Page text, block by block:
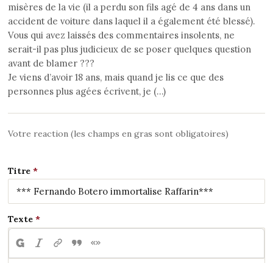
misères de la vie (il a perdu son fils agé de 4 ans dans un
accident de voiture dans laquel il a également été blessé).
Vous qui avez laissés des commentaires insolents, ne
serait-il pas plus judicieux de se poser quelques question
avant de blamer ???
Je viens d’avoir 18 ans, mais quand je lis ce que des
personnes plus agées écrivent, je (…)
Votre reaction (les champs en gras sont obligatoires)
Titre
Texte